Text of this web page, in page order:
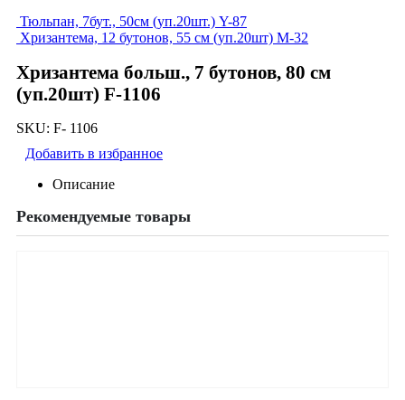
Тюльпан, 7бут., 50см (уп.20шт.) Y-87
Хризантема, 12 бутонов, 55 см (уп.20шт) M-32
Хризантема больш., 7 бутонов, 80 см
(уп.20шт) F-1106
SKU: F- 1106
Добавить в избранное
Описание
Рекомендуемые товары